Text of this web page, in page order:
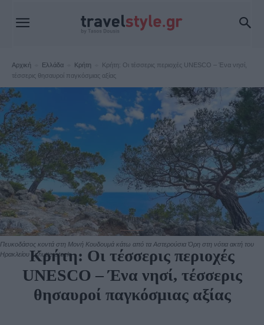
Αρχική Ελλάδα Κρήτη
Κρήτη: Οι τέσσερις περιοχές UNESCO – Ένα νησί,
τέσσερις θησαυροί παγκόσμιας αξίας
Πευκοδάσος κοντά στη Μονή Κουδουμά κάτω από τα Αστερούσια Όρη στη νότια ακτή του
Ηρακλείου | shutterstock
Κρήτη
Κρήτη: Οι τέσσερις περιοχές
UNESCO – Ένα νησί, τέσσερις
θησαυροί παγκόσμιας αξίας